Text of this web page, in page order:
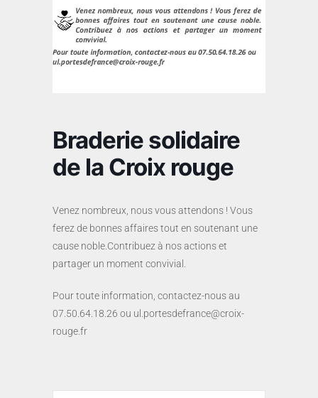
Braderie solidaire
de la Croix rouge
Venez nombreux, nous vous attendons ! Vous
ferez de bonnes affaires tout en soutenant une
cause noble.Contribuez à nos actions et
partager un moment convivial.
Pour toute information, contactez-nous au
07.50.64.18.26 ou ul.portesdefrance@croix-
rouge.fr